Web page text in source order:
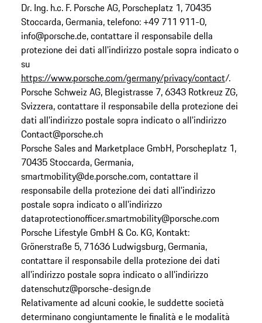
Dr. Ing. h.c. F. Porsche AG, Porscheplatz 1, 70435
Stoccarda, Germania, telefono: +49 711 911-0,
info@porsche.de, contattare il responsabile della
protezione dei dati all'indirizzo postale sopra indicato o
su
https://www.porsche.com/germany/privacy/contact/.
Porsche Schweiz AG, Blegistrasse 7, 6343 Rotkreuz ZG,
Svizzera, contattare il responsabile della protezione dei
dati all'indirizzo postale sopra indicato o all'indirizzo
Contact@porsche.ch
Porsche Sales and Marketplace GmbH, Porscheplatz 1,
70435 Stoccarda, Germania,
smartmobility@de.porsche.com, contattare il
responsabile della protezione dei dati all'indirizzo
postale sopra indicato o all'indirizzo
dataprotectionofficer.smartmobility@porsche.com
Porsche Lifestyle GmbH & Co. KG, Kontakt:
Grönerstraße 5, 71636 Ludwigsburg, Germania,
contattare il responsabile della protezione dei dati
all'indirizzo postale sopra indicato o all'indirizzo
datenschutz@porsche-design.de
Relativamente ad alcuni cookie, le suddette società
determinano congiuntamente le finalità e le modalità